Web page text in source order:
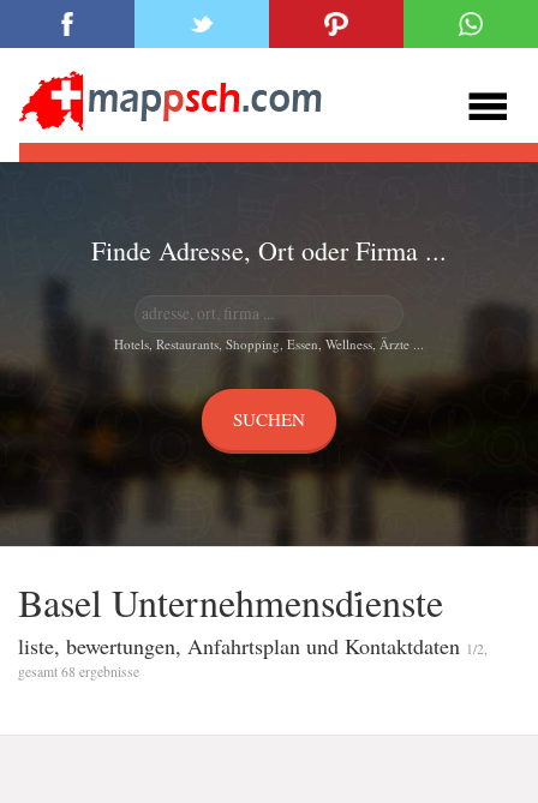
Finde Adresse, Ort oder Firma ...
Hotels, Restaurants, Shopping, Essen, Wellness, Ärzte ...
Basel Unternehmensdi̇enste
liste, bewertungen, Anfahrtsplan und Kontaktdaten 1/2,
gesamt 68 ergebnisse